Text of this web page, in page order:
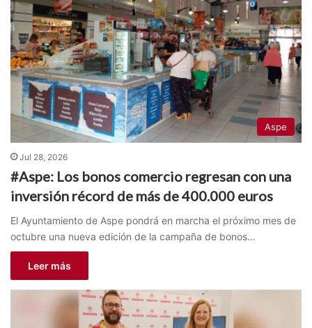
Aspe
Jul 28, 2026
#Aspe: Los bonos comercio regresan con una
inversión récord de más de 400.000 euros
El Ayuntamiento de Aspe pondrá en marcha el próximo mes de
octubre una nueva edición de la campaña de bonos…
Leer más